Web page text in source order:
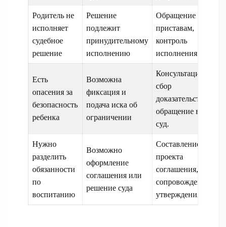
Родитель не
исполняет
судебное
решение
Решение
подлежит
принудительному
исполнению
Обращение к
приставам,
контроль
исполнения.
Есть
опасения за
безопасность
ребенка
Возможна
фиксация и
подача иска об
ограничении
Консультация,
сбор
доказательств,
обращение в
суд.
Нужно
разделить
обязанности
по
воспитанию
Возможно
оформление
соглашения или
решение суда
Составление
проекта
соглашения,
сопровождение
утверждения.